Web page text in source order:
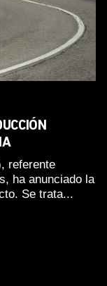
referente
ha anunciado la
Se trata...